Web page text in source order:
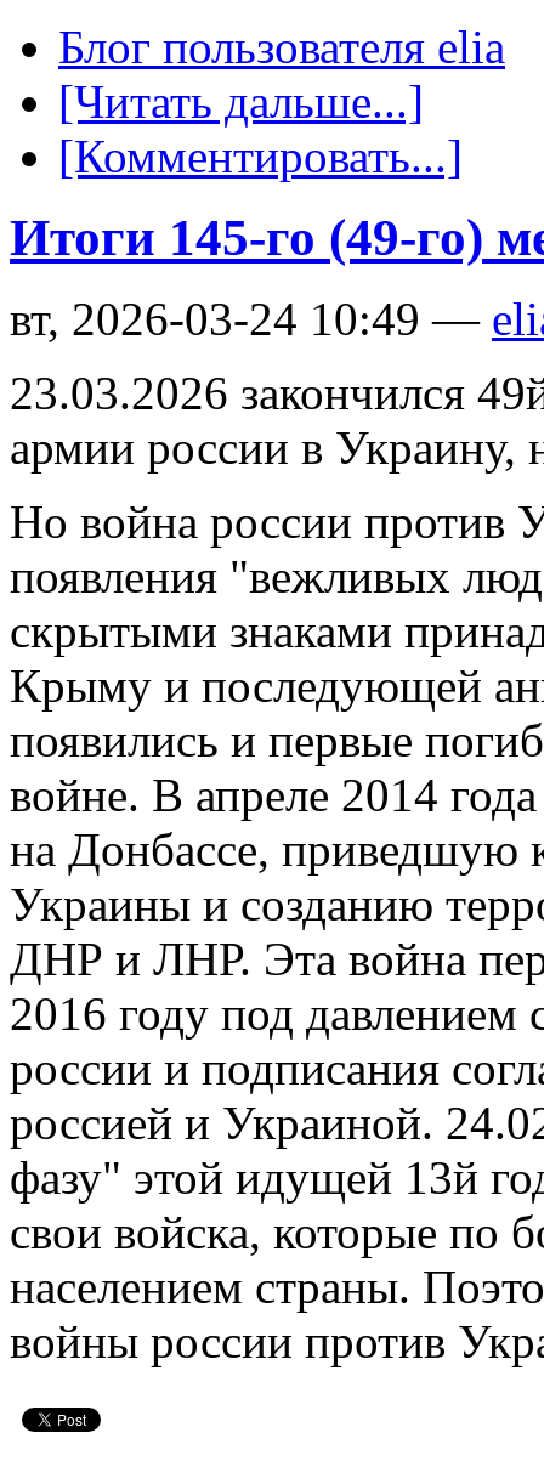
Блог пользователя elia
[Читать дальше...]
[Комментировать...]
Итоги 145-го (49-го)
вт, 2026-03-24 10:49 —
23.03.2026 закончился
армии россии в Украину,
Но война россии против
появления "вежливых
скрытыми знаками
Крыму и последующей
появились и первые
войне. В апреле 2014
на Донбассе, приведшую
Украины и созданию
ДНР и ЛНР. Эта война
2016 году под давлением
россии и подписания
россией и Украиной.
фазу" этой идущей 13й
свои войска, которые
населением страны.
войны россии против